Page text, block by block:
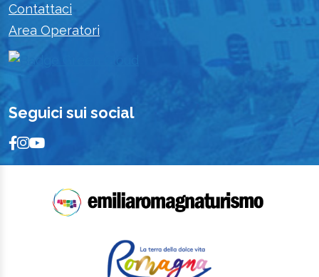
Contattaci
Area Operatori
Seguici sui social